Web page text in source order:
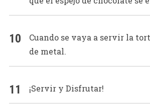
Cuando se vaya a servir la
de metal.
¡Servir y Disfrutar!